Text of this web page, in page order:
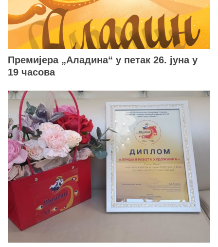
Премијера „Аладина“ у петак 26. јуна у
19 часова